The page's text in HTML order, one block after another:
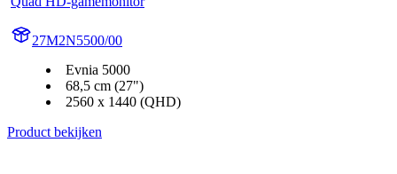
27M2N5500/00
Evnia 5000
68,5 cm (27")
2560 x 1440 (QHD)
Product bekijken